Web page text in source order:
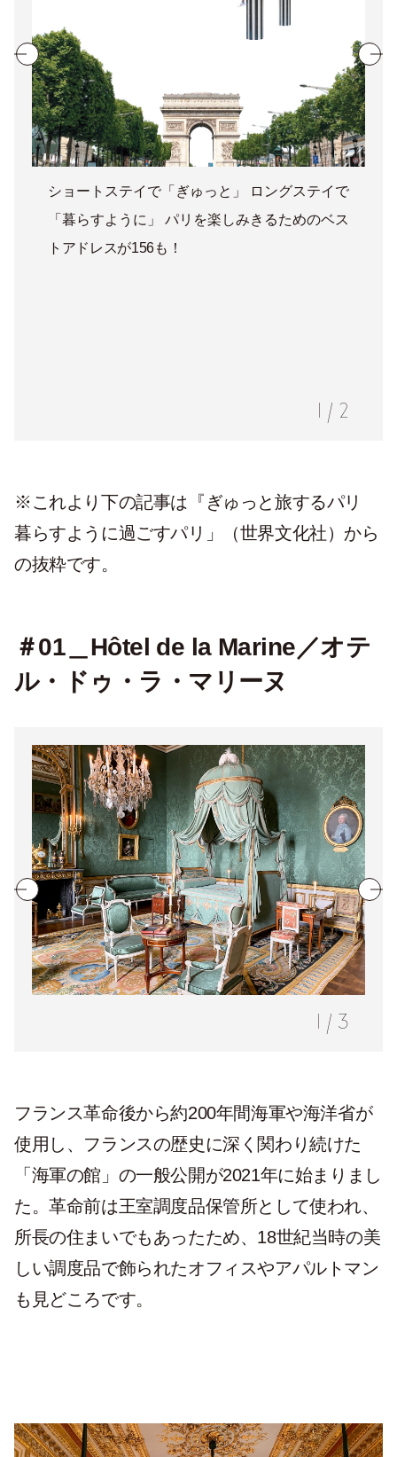
ショートステイで「ぎゅっと」 ロングステイで
「暮らすように」 パリを楽しみきるためのベス
トアドレスが156も！
1 / 2
※これより下の記事は『ぎゅっと旅するパリ
暮らすように過ごすパリ」（世界文化社）から
の抜粋です。
＃01＿Hôtel de la Marine／オテ
ル・ドゥ・ラ・マリーヌ
1 / 3
フランス革命後から約200年間海軍や海洋省が
使用し、フランスの歴史に深く関わり続けた
「海軍の館」の一般公開が2021年に始まりまし
た。革命前は王室調度品保管所として使われ、
所長の住まいでもあったため、18世紀当時の美
しい調度品で飾られたオフィスやアパルトマン
も見どころです。